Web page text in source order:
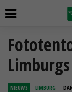
NIEUWS LIMBURG